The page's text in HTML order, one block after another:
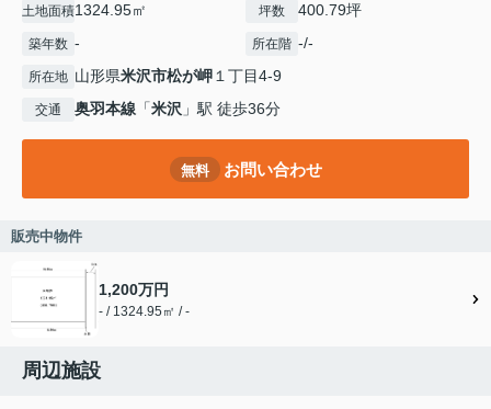
土地面積1324.95㎡ 坪数 400.79坪
築年数 - 所在階 -/-
所在地 山形県米沢市松が岬 １丁目4-9
交通 奥羽本線 「米沢 」駅 徒歩36分
無料 お問い合わせ
販売中物件
1,200万円
- / 1324.95㎡ / -
周辺施設